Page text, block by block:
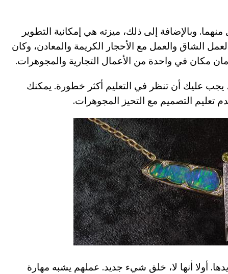
وبالإضافة إلى ذلك، ميزته هي إمكانية التطوير
الشاق والعمل مع الأحجار الكريمة والمعادن، وكان
مكان في واحدة من الأعمال التجارية والمجوهرات.
يجب عليك أن تنظر في التعليم أكثر خطورة. يمكنك
تعليم التصميم مع التحيز المجوهرات.
أولا أنها لا، خلق شيء جديد. عملهم يشبه مهارة